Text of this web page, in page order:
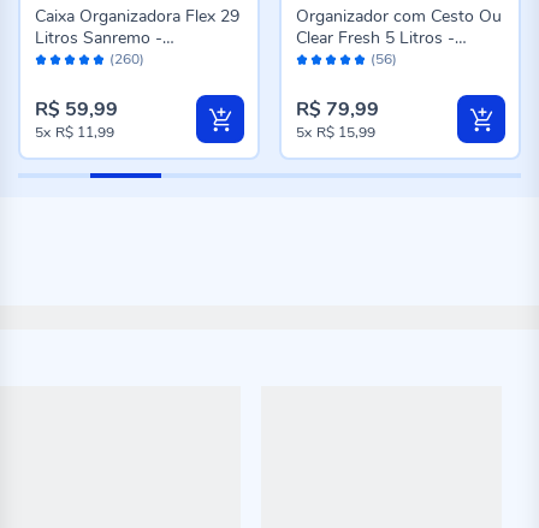
Avaliação: (260)
Caixa Organizadora Flex 29
Litros Sanremo -
Transparente
R$ 59,99
5x R$ 11,99
Avaliação: (56)
Organizador com Cesto Ou
Clear Fresh 5 Litros -
Transparente e Branco
R$ 79,99
5x R$ 15,99